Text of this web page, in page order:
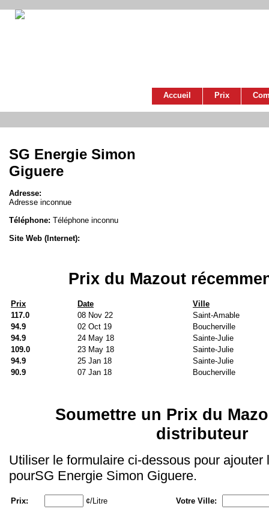
Accueil Prix
SG Energie Simon
Giguere
Adresse:
Adresse inconnue
Téléphone: Téléphone inconnu
Site Web (Internet):
Prix du Mazout
Prix Date
Ville
117.0
08 Nov 22
Saint-Amable
94.9
02 Oct 19
Boucherville
94.9
24 May 18
Sainte-Julie
109.0
23 May 18
Sainte-Julie
94.9
25 Jan 18
Sainte-Julie
90.9
07 Jan 18 Boucherville
Soumettre un Prix du
distributeur
Utiliser le formulaire ci-dessous pour ajouter
pourSG Energie Simon Giguere.
Prix: ¢/Litre
Votre Ville: